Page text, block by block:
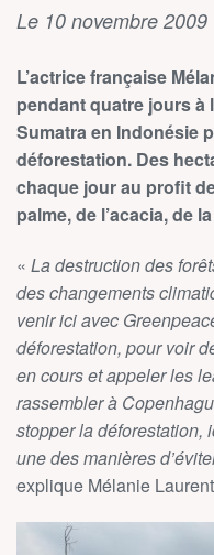
Le 10 novembre 2009
L’actrice française
pendant quatre jours à
Sumatra en Indonésie
déforestation. Des
chaque jour au profit
palme, de l’acacia, de
« La destruction des
des changements
venir ici avec
déforestation, pour voir
en cours et appeler les
rassembler à
stopper la déforestation,
une des manières
explique Mélanie